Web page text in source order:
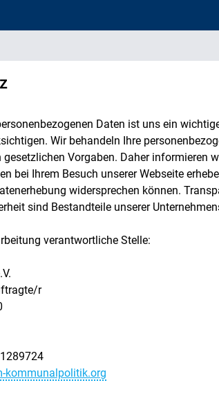
Daten ist uns ein
Wir behandeln Ihre
gesetzlichen Vorgaben. Daher informieren
bei Ihrem Besuch unserer Webseite
widersprechen können.
sind Bestandteile unserer
verantwortliche Stelle:
r
kommunalpolitik.org